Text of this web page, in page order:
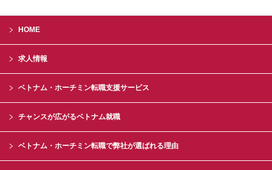
HOME
求人情報
ベトナム・ホーチミン転職支援サービス
チャンスが広がるベトナム就職
ベトナム・ホーチミン転職で弊社が選ばれる理由